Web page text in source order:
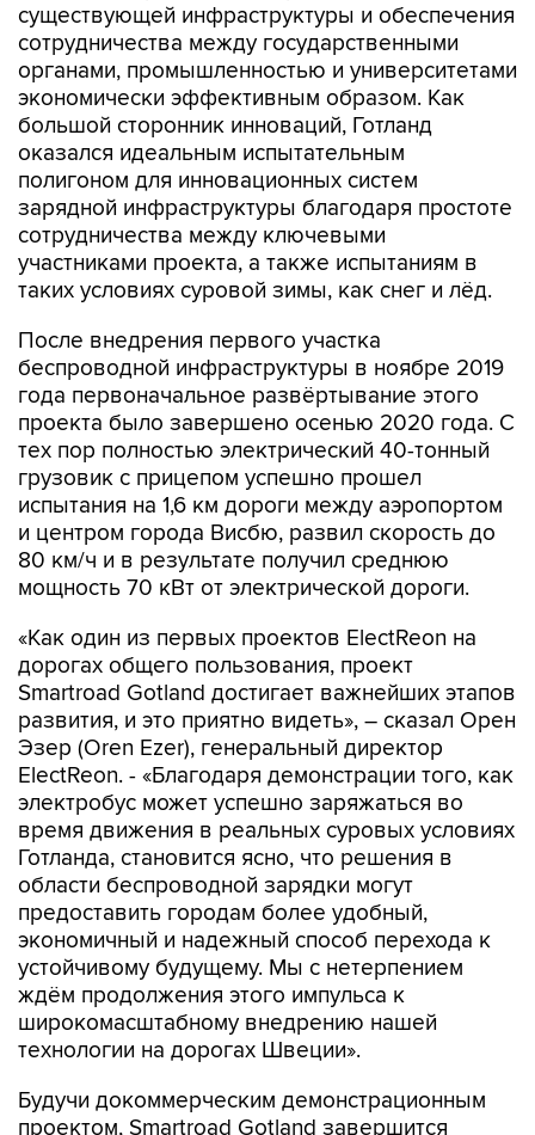
существующей инфраструктуры и обеспечения
сотрудничества между государственными
органами, промышленностью и университетами
экономически эффективным образом. Как
большой сторонник инноваций, Готланд
оказался идеальным испытательным
полигоном для инновационных систем
зарядной инфраструктуры благодаря простоте
сотрудничества между ключевыми
участниками проекта, а также испытаниям в
таких условиях суровой зимы, как снег и лёд.
После внедрения первого участка
беспроводной инфраструктуры в ноябре 2019
года первоначальное развёртывание этого
проекта было завершено осенью 2020 года. С
тех пор полностью электрический 40-тонный
грузовик с прицепом успешно прошел
испытания на 1,6 км дороги между аэропортом
и центром города Висбю, развил скорость до
80 км/ч и в результате получил среднюю
мощность 70 кВт от электрической дороги.
«Как один из первых проектов ElectReon на
дорогах общего пользования, проект
Smartroad Gotland достигает важнейших этапов
развития, и это приятно видеть», – сказал Орен
Эзер (Oren Ezer), генеральный директор
ElectReon. - «Благодаря демонстрации того, как
электробус может успешно заряжаться во
время движения в реальных суровых условиях
Готланда, становится ясно, что решения в
области беспроводной зарядки могут
предоставить городам более удобный,
экономичный и надежный способ перехода к
устойчивому будущему. Мы с нетерпением
ждём продолжения этого импульса к
широкомасштабному внедрению нашей
технологии на дорогах Швеции».
Будучи докоммерческим демонстрационным
проектом, Smartroad Gotland завершится